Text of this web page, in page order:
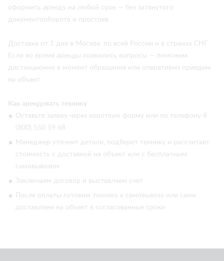
оформить аренду на любой срок — без затянутого
документооборота и простоев.
Доставка от 1 дня в Москве, по всей России и в странах СНГ.
Если во время аренды появились вопросы — поможем
дистанционно в момент обращения или оперативно приедем
на объект.
Как арендовать технику
Оставьте заявку через короткую форму или по телефону 8
(800) 550 59 68
Менеджер уточнит детали, подберет технику и рассчитает
стоимость с доставкой на объект или с бесплатным
самовывозом
Заключаем договор и выставляем счет
После оплаты готовим технику к самовывозу или сами
доставляем на объект в согласованные сроки